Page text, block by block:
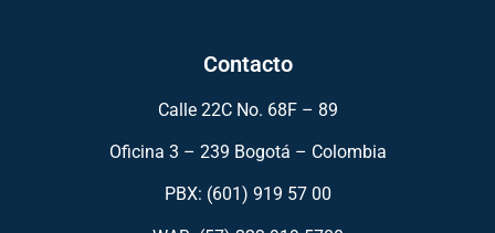
Contacto
Calle 22C No. 68F – 89
Oficina 3 – 239 Bogotá – Colombia
PBX: (601) 919 57 00